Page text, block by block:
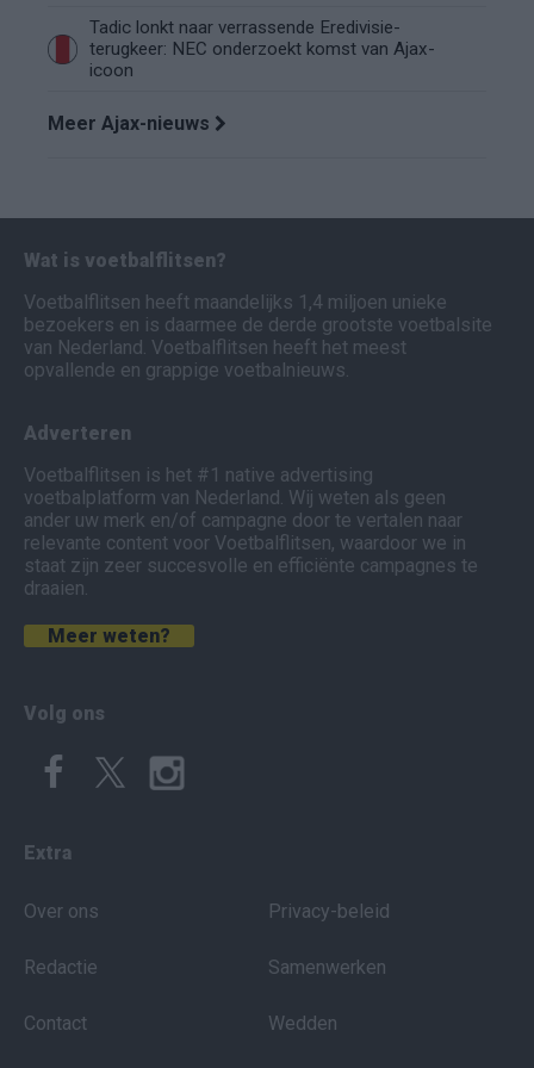
Tadic lonkt naar verrassende Eredivisie-
terugkeer: NEC onderzoekt komst van Ajax-
icoon
Meer Ajax-nieuws
Wat is voetbalflitsen?
Voetbalflitsen heeft maandelijks 1,4 miljoen unieke
bezoekers en is daarmee de derde grootste voetbalsite
van Nederland. Voetbalflitsen heeft het meest
opvallende en grappige voetbalnieuws.
Adverteren
Voetbalflitsen is het #1 native advertising
voetbalplatform van Nederland. Wij weten als geen
ander uw merk en/of campagne door te vertalen naar
relevante content voor Voetbalflitsen, waardoor we in
staat zijn zeer succesvolle en efficiënte campagnes te
draaien.
Meer weten?
Volg ons
Extra
Over ons
Redactie
Contact
Privacy-beleid
Samenwerken
Wedden